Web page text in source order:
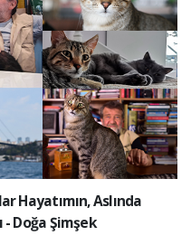
Hayatımın, Aslında
- Doğa Şimşek